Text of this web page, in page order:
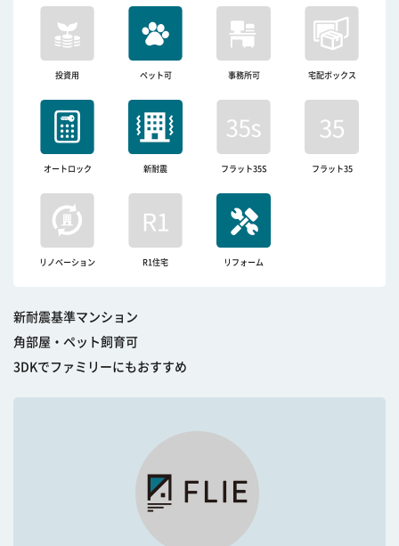
投資用 ペット可 事務所可 宅配ボックス
オートロック 新耐震 フラット35S フラット35
リノベーション R1住宅 リフォーム
新耐震基準マンション
角部屋・ペット飼育可
3DKでファミリーにもおすすめ